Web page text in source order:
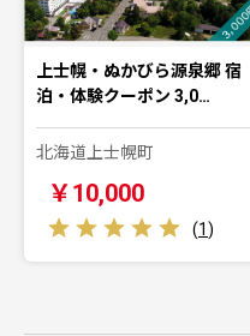
上士幌・ぬかびら源泉郷 宿
泊・体験クーポン 3,0…
北海道上士幌町
￥10,000
(1)